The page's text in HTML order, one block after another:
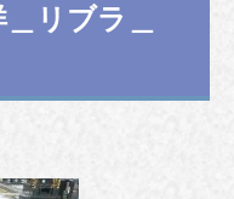
リブラ＿